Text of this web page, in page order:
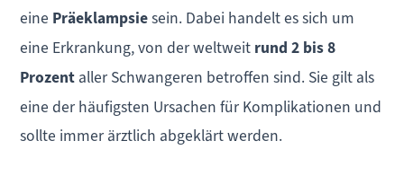
eine Präeklampsiesein. Dabei handelt es sich um
eine Erkrankung, von der weltweit rund 2 bis 8
Prozent aller Schwangeren betroffen sind. Sie gilt als
eine der häufigsten Ursachen für Komplikationen und
sollte immer ärztlich abgeklärt werden.